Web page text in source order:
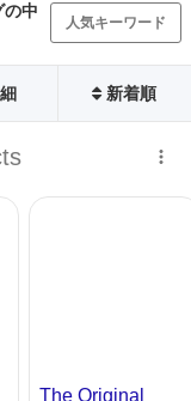
の中
人気キーワード
新着順